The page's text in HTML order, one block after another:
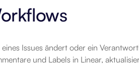
Issues ändert oder ein
und Labels in Linear,